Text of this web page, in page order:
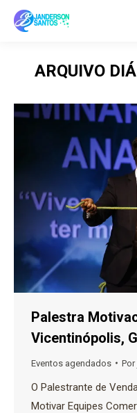
ARQUIVO
Palestra
Vicentinópolis,
Eventos agendados Por
O Palestrante de
Motivar Equipes